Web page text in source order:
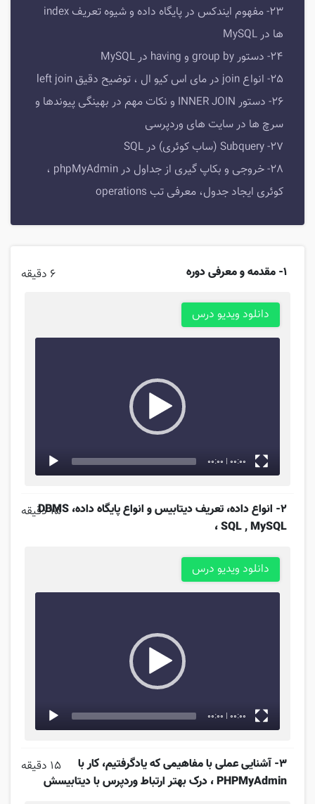
23- مفهوم ایندکس در پایگاه داده و شیوه تعریف index
ها در MySQL
24- دستور group by و having در MySQL
25- انواع join در مای اس کیو ال ، توضیح دقیق left join
26- دستور INNER JOIN و نکات مهم در بهینگی پیوندها و
سرچ ها در سایت های وردپرسی
27- Subquery (ساب کوئری) در SQL
28- خروجی و بکاپ گیری از جداول در phpMyAdmin ،
کوئری ایجاد جدول، معرفی تب operations
1- مقدمه و معرفی دوره 6 دقیقه
دانلود ویدیو درس
00:00 | 00:00
2- انواع داده، تعریف دیتابیس و انواع پایگاه داده، DBMS
، SQL , MySQL
15 دقیقه
دانلود ویدیو درس
00:00 | 00:00
3- آشنایی عملی با مفاهیمی که یادگرفتیم، کار با
PHPMyAdmin ، درک بهتر ارتباط وردپرس با دیتابیسش
15 دقیقه